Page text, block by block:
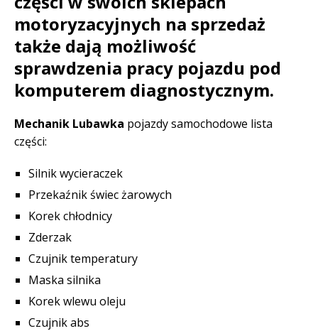
motoryzacyjnych na sprzedaż
także dają możliwość
sprawdzenia pracy pojazdu pod
komputerem diagnostycznym.
Mechanik Lubawka pojazdy samochodowe lista
części:
Silnik wycieraczek
Przekaźnik świec żarowych
Korek chłodnicy
Zderzak
Czujnik temperatury
Maska silnika
Korek wlewu oleju
Czujnik abs